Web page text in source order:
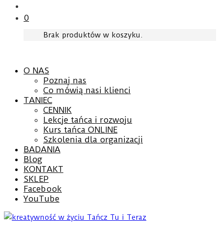
0
Brak produktów w koszyku.
O NAS
Poznaj nas
Co mówią nasi klienci
TANIEC
CENNIK
Lekcje tańca i rozwoju
Kurs tańca ONLINE
Szkolenia dla organizacji
BADANIA
Blog
KONTAKT
SKLEP
Facebook
YouTube